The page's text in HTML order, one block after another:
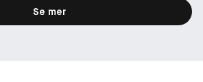
Se mer